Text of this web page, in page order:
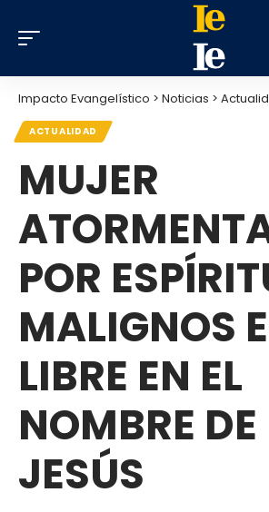
Impacto Evangelístico > Noticias >
ACTUALIDAD
MUJER
POR
MALIGNOS
LIBRE EN EL
NOMBRE DE
JESÚS